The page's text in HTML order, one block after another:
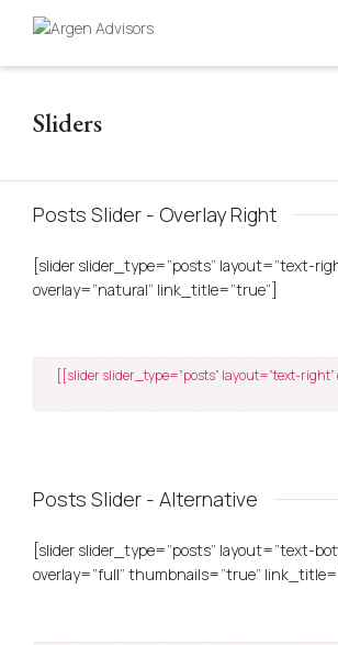
Sliders
Posts Slider - Overlay Right
[slider slider_type=”posts” layout=”text-
overlay=”natural” link_title=”true”]
[[slider slider_type=”posts” layout=”text-
Posts Slider - Alternative
[slider slider_type=”posts” layout=”text-
overlay=”full” thumbnails=”true”